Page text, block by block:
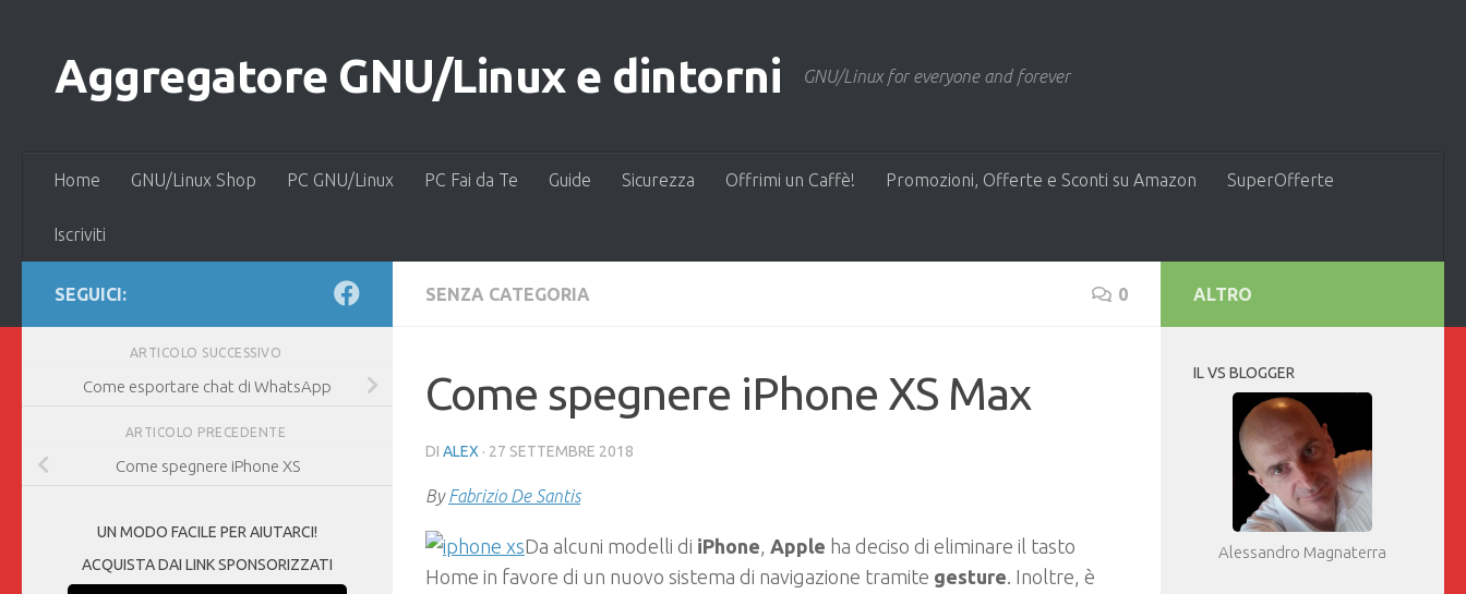
Aggregatore GNU/Linux e dintorni GNU/Linux for everyone and forever
Home GNU/Linux Shop PC GNU/Linux PC Fai da Te Guide Sicurezza Offrimi un Caffè! Promozioni, Offerte e Sconti su Amazon SuperOfferte
Iscriviti
SENZA CATEGORIA 0
Come spegnere iPhone XS Max
DI ALEX · 27 SETTEMBRE 2018
ByFabrizio De Santis
Da alcuni modelli di iPhone, Apple ha deciso di eliminare il tasto
Home in favore di un nuovo sistema di navigazione tramite gesture. Inoltre, è
SEGUICI:
ARTICOLO SUCCESSIVO
Come esportare chat di WhatsApp
ARTICOLO PRECEDENTE
Come spegnere iPhone XS
UN MODO FACILE PER AIUTARCI!
ACQUISTA DAI LINK SPONSORIZZATI
ALTRO
IL VS BLOGGER
Alessandro Magnaterra